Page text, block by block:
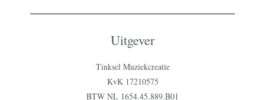
Uitgever
Tinksel Muziekcreatie
KvK 17210575
BTW NL 1654.45.889.B01